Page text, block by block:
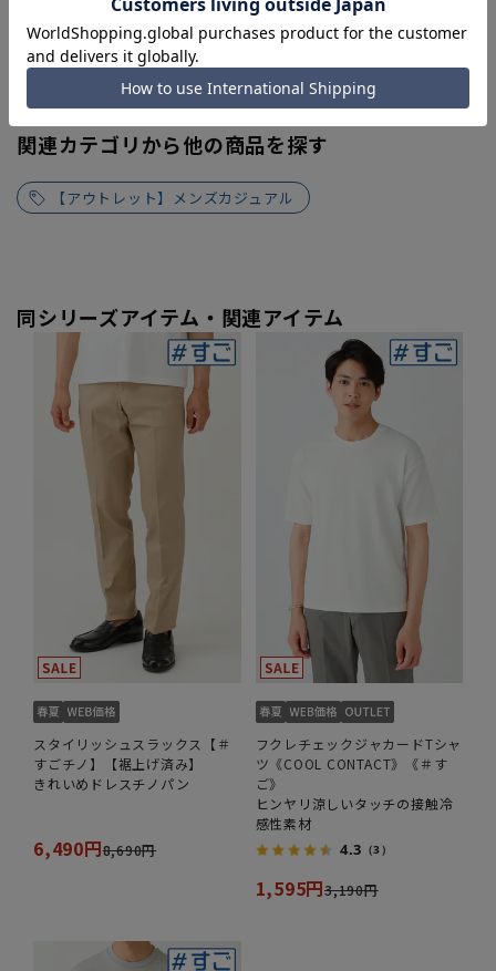
関連カテゴリから他の商品を探す
【アウトレット】メンズカジュアル
同シリーズアイテム・関連アイテム
スタイリッシュスラックス【＃
すごチノ】【裾上げ済み】
きれいめドレスチノパン
6,490円8,690円
フクレチェックジャカードTシャ
ツ《COOL CONTACT》《＃す
ご》
ヒンヤリ涼しいタッチの接触冷
感性素材
4.3 （3）
1,595円3,190円